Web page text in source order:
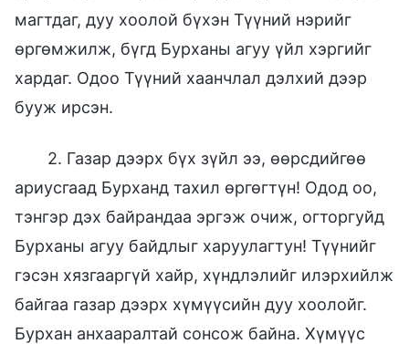
магтдаг, дуу хоолой бүхэн Түүний нэрийг
өргөмжилж, бүгд Бурханы агуу үйл хэргийг
хардаг. Одоо Түүний хаанчлал дэлхий дээр
бууж ирсэн.
2. Газар дээрх бүх зүйл ээ, өөрсдийгөө
ариусгаад Бурханд тахил ѳргѳгтүн! Одод оо,
тэнгэр дэх байрандаа эргэж очиж, огторгуйд
Бурханы агуу байдлыг харуулагтун! Түүнийг
гэсэн хязгааргүй хайр, хүндлэлийг илэрхийлж
байгаа газар дээрх хүмүүсийн дуу хоолойг.
Бурхан анхааралтай сонсож байна. Хүмүүс